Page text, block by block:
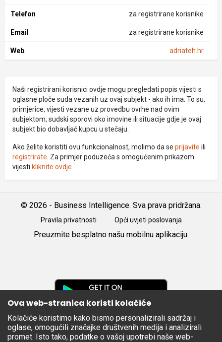
Telefon za registrirane korisnike
Email za registrirane korisnike
Web adriateh.hr
Naši registrirani korisnici ovdje mogu pregledati popis vijesti s
oglasne ploče suda vezanih uz ovaj subjekt - ako ih ima. To su,
primjerice, vijesti vezane uz provedbu ovrhe nad ovim
subjektom, sudski sporovi oko imovine ili situacije gdje je ovaj
subjekt bio dobavljač kupcu u stečaju.
Ako želite koristiti ovu funkcionalnost, molimo da se prijavite ili
registrirate . Za primjer poduzeća s omogućenim prikazom
vijesti kliknite ovdje
© 2026 - Business Intelligence. Sva prava pridržana.
Pravila privatnosti Opći uvjeti poslovanja
Preuzmite besplatno našu mobilnu aplikaciju:
Apple
Store
Ova web-stranica koristi kolačiće
Kolačiće koristimo kako bismo personalizirali sadržaj i
oglase, omogućili značajke društvenih medija i analizirali
promet. Isto tako, podatke o vašoj upotrebi naše web-